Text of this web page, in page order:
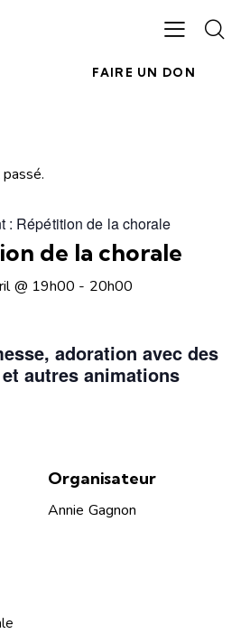
FAIRE UN DON
: Répétition de la chorale
de la chorale
@ 19h00 - 20h00
adoration avec des
autres animations
Organisateur
Annie Gagnon